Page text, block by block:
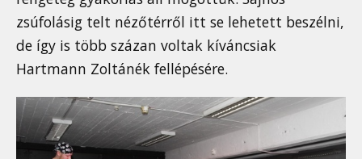
zsúfolásig telt nézőtérről itt se lehetett beszélni,
de így is több százan voltak kíváncsiak
Hartmann Zoltánék fellépésére.